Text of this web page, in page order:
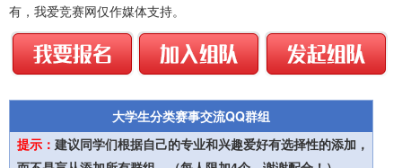
有，我爱竞赛网仅作媒体支持。
大学生分类赛事交流QQ群组
提示： 建议同学们根据自己的专业和兴趣爱好有选择性的添加，